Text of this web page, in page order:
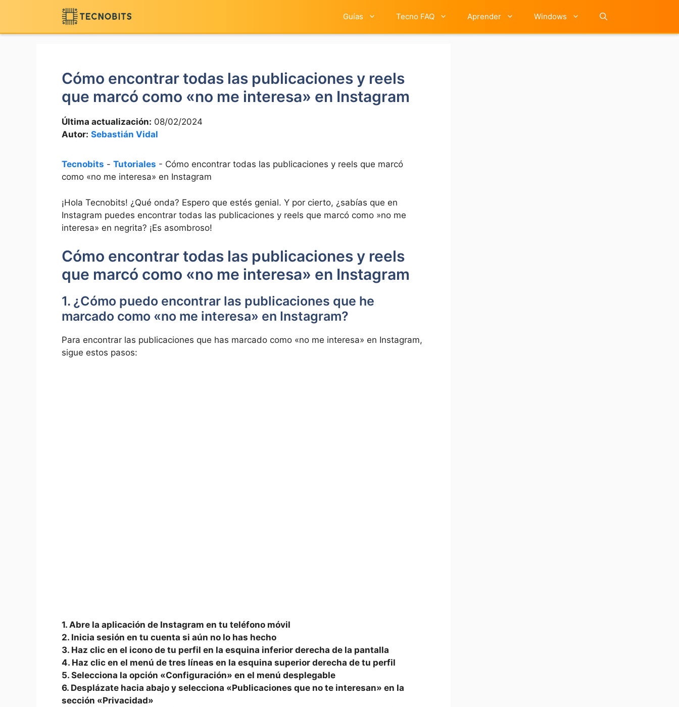
contenido
Guías Tecno FAQ Aprender Windows
Cómo encontrar todas las publicaciones y reels
que marcó como «no me interesa» en Instagram
Última actualización: 08/02/2024
Autor: Sebastián Vidal
Tecnobits - Tutoriales - Cómo encontrar todas las publicaciones y reels que marcó
como «no me interesa» en Instagram
¡Hola Tecnobits! ¿Qué onda? Espero que estés genial. Y​ por cierto, ¿sabías que en
Instagram puedes ​encontrar​ todas ⁣las‌ publicaciones y reels que marcó como ‌»no me
interesa»‌ en negrita? ¡Es asombroso!
Cómo ⁢encontrar todas ⁤las publicaciones ‌y​ reels
que marcó como «no me interesa» en Instagram
1. ¿Cómo puedo encontrar las publicaciones que he
marcado como «no me interesa» en Instagram?
Para encontrar las publicaciones que has marcado como «no me interesa» ​en Instagram,
sigue ⁣estos‍ pasos:
1. Abre la​ aplicación de⁣ Instagram en tu ‍teléfono móvil
2. Inicia‍ sesión en tu ⁣cuenta si aún no lo has hecho
3. Haz clic en‍ el icono de tu perfil en la esquina inferior derecha de la pantalla
4. Haz clic ⁤en el menú de tres líneas en la esquina ⁢superior derecha de tu perfil
5. Selecciona la opción «Configuración» en el menú desplegable
6. Desplázate hacia abajo ⁢y selecciona «Publicaciones ⁤que no ⁣te interesan» en la
sección «Privacidad»